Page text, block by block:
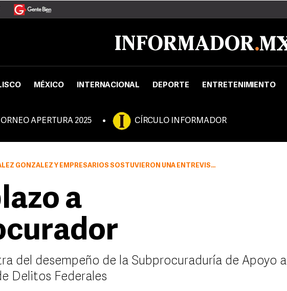
MÉXICO INTERNACIONAL DEPORTE ENTRETENIMIENTO
APERTURA 2025 CÍRCULO INFORMADOR
Y EMPRESARIOS SOSTUVIERON UNA ENTREVISTA CON EL GOBERNADOR DE JALISCO
a
del desempeño de la Subprocuraduría de Apoyo a
Delitos Federales